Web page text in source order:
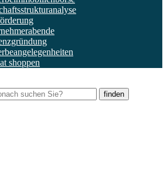
shoppen
finden